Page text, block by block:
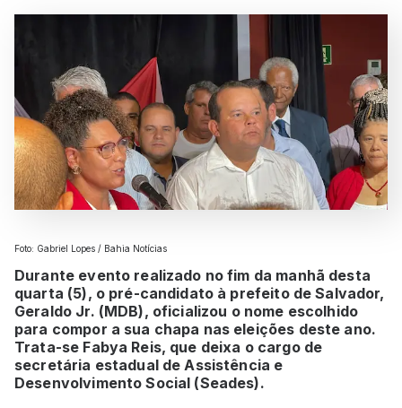
Foto: Gabriel Lopes / Bahia Notícias
Durante evento realizado no fim da manhã desta
quarta (5), o pré-candidato à prefeito de Salvador,
Geraldo Jr. (MDB), oficializou o nome escolhido
para compor a sua chapa nas eleições deste ano.
Trata-se Fabya Reis, que deixa o cargo de
secretária estadual de Assistência e
Desenvolvimento Social (Seades).